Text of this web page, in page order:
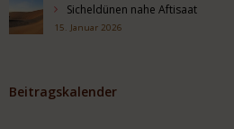
Sicheldünen nahe Aftisaat
15. Januar 2026
Beitragskalender